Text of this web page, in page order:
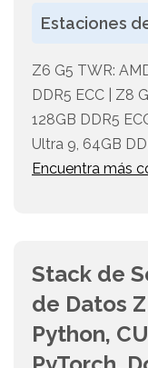
Estaciones
Z6 G5 TWR:
DDR5 ECC | Z8
128GB DDR5
Ultra 9, 64GB
Encuentra más
Stack de
de Datos
Python,